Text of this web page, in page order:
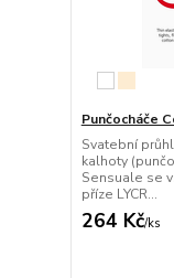
Punčocháče
Svatební
kalhoty
Sensuale se
příze LYCR...
264 Kč/ks